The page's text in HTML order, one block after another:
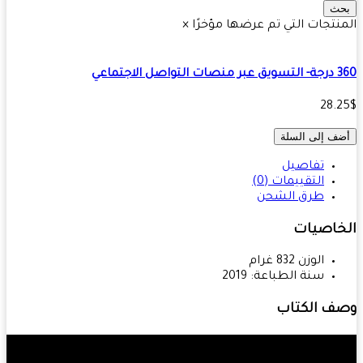
التي تم عرضها مؤخرًا ×
إلى السلة
تفاصيل
التقييمات (0)
طرق الشحن
الوزن 832 غرام
سنة الطباعة: 2019
الكتاب